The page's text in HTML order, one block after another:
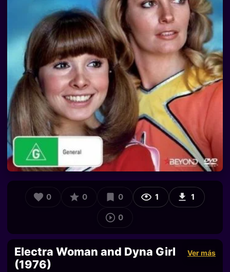
0 0 0 1 1
0
Electra Woman and Dyna Girl
(1976)
Ver más